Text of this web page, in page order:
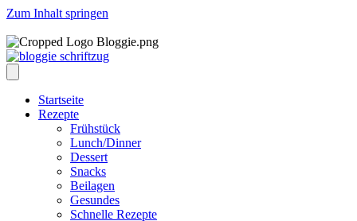
Zum Inhalt springen
Startseite
Rezepte
Frühstück
Lunch/Dinner
Dessert
Snacks
Beilagen
Gesundes
Schnelle Rezepte